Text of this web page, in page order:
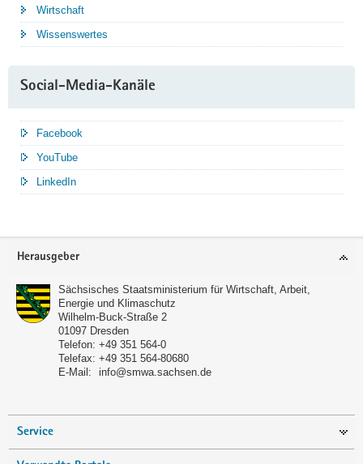
Wirtschaft
Wissenswertes
Social-Media-Kanäle
Facebook
YouTube
LinkedIn
Service
Herausgeber
Sächsisches Staatsministerium für Wirtschaft, Arbeit,
Energie und Klimaschutz
Wilhelm-Buck-Straße 2
01097 Dresden
Telefon: +49 351 564-0
Telefax: +49 351 564-80680
E-Mail:
info@smwa.sachsen.de
Service